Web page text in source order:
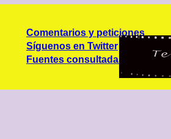
Comentarios y peticiones
Síguenos en Twitter
Fuentes consultadas